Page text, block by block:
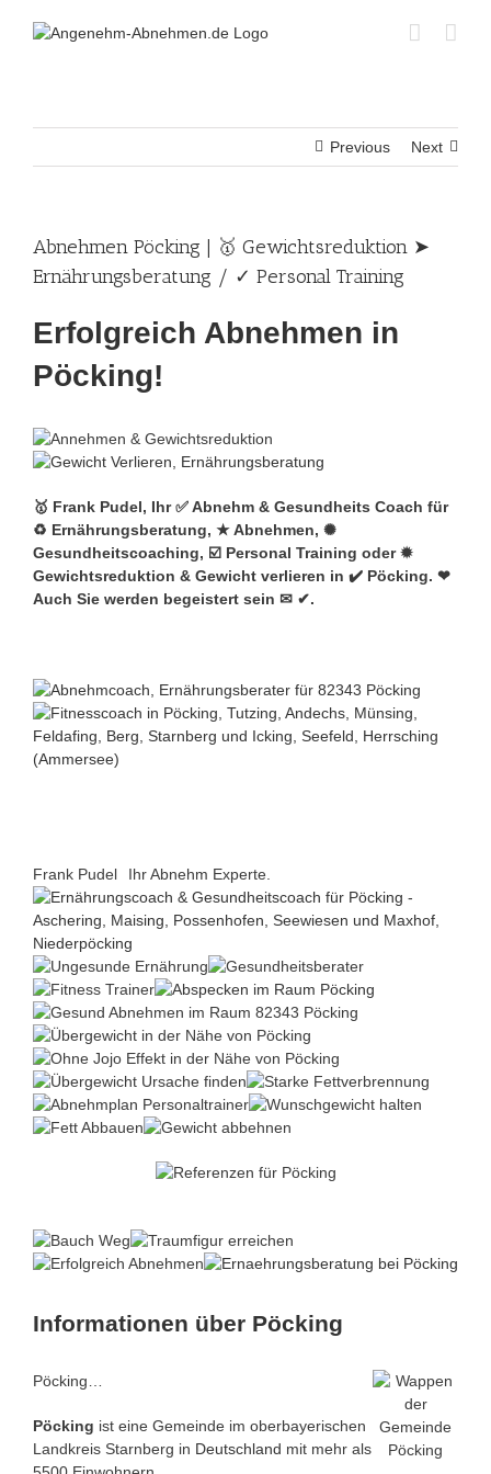
Previous Next
Abnehmen Pöcking | 🥇 Gewichtsreduktion ➤
Ernährungsberatung / ✓ Personal Training
Erfolgreich Abnehmen in
Pöcking!
🥇 Frank Pudel, Ihr ✅ Abnehm & Gesundheits Coach für
♻ Ernährungsberatung, ★ Abnehmen, ✺
Gesundheitscoaching, ☑️ Personal Training oder ✹
Gewichtsreduktion & Gewicht verlieren in ✔️ Pöcking. ❤
Auch Sie werden begeistert sein ✉ ✔.
Frank Pudel Ihr Abnehm Experte.
Informationen über Pöcking
Pöcking…
Pöcking ist eine Gemeinde im oberbayerischen
Landkreis Starnberg in Deutschland mit mehr als